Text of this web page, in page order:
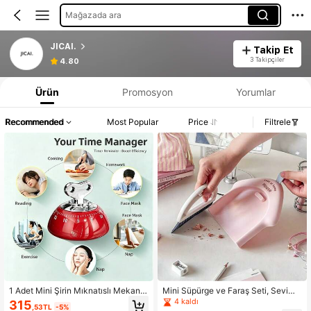
Mağazada ara
JICAI.
4.80
Takip Et
3 Takipçiler
Ürün Promosyon Yorumlar
Recommended Most Popular Price Filtrele
1 Adet Mini Şirin Mıknatıslı Mekanik
Zamanlayıcı, Kurmalı Geri Sayım Al
315 ,53TL -5%
Mini Süpürge ve Faraş Seti, Sevimli
Masaüstü Mini Süpürge, Klavye Bo
4 kaldı